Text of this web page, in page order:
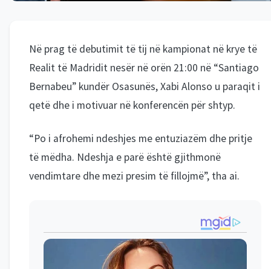
Në prag të debutimit të tij në kampionat në krye të
Realit të Madridit nesër në orën 21:00 në “Santiago
Bernabeu” kundër Osasunës, Xabi Alonso u paraqit i
qetë dhe i motivuar në konferencën për shtyp.
“Po i afrohemi ndeshjes me entuziazëm dhe pritje
të mëdha. Ndeshja e parë është gjithmonë
vendimtare dhe mezi presim të fillojmë”, tha ai.